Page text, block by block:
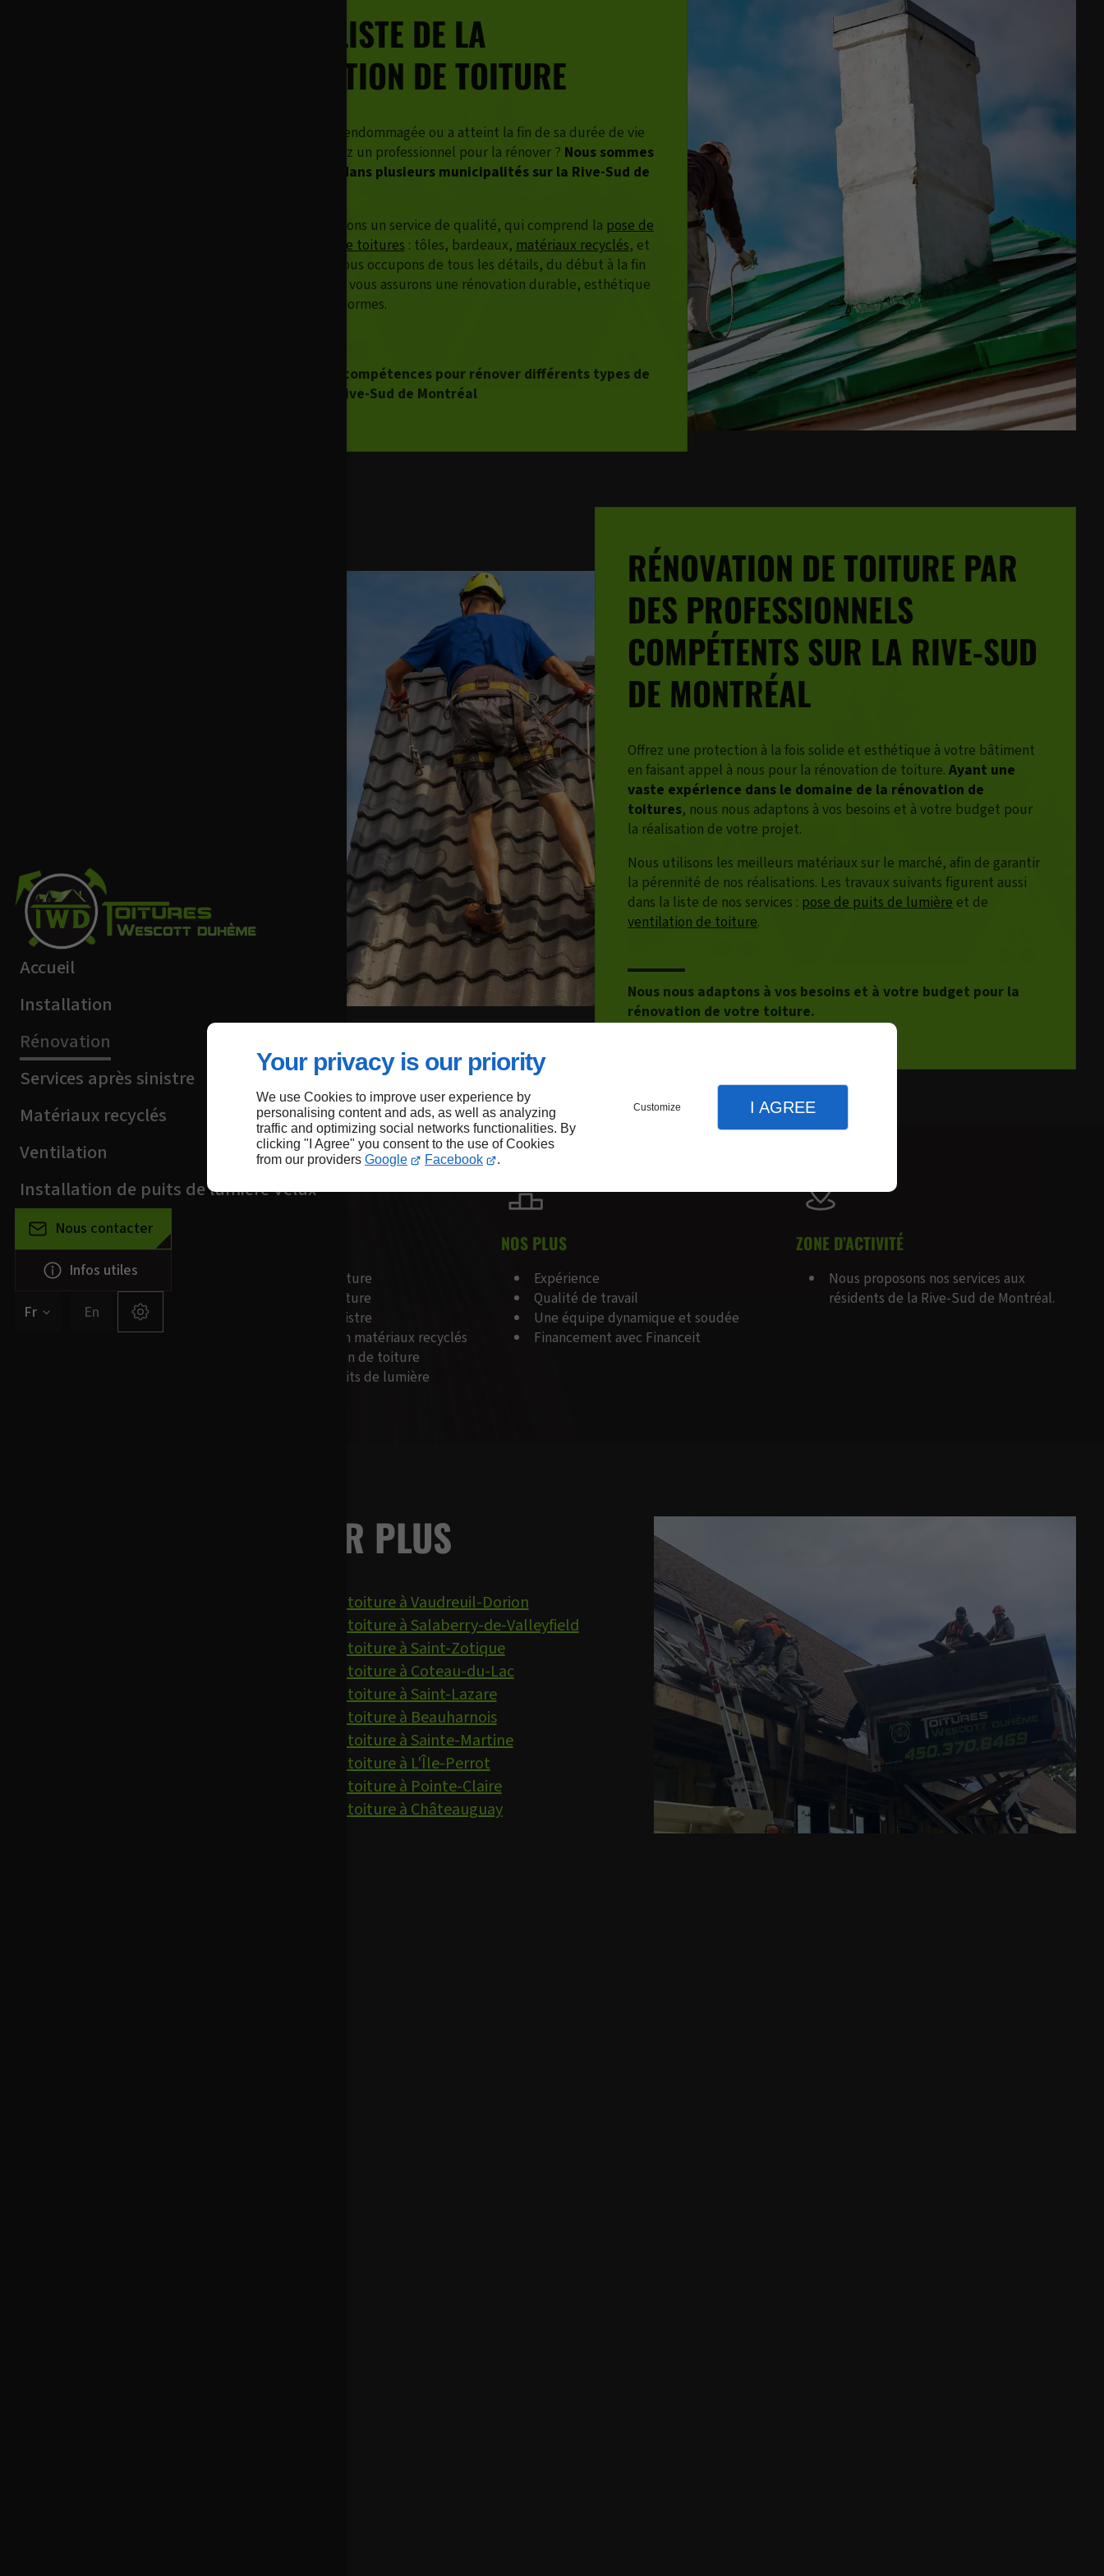
Your privacy is our priority
We use Cookies to improve user experience by
personalising content and ads, as well as analyzing
traffic and optimizing social networks functionalities. By
clicking "I Agree" you consent to the use of Cookies
from our providers Google Facebook .
Customize I AGREE
Accueil
Installation
Rénovation
Services après sinistre
Matériaux recyclés
Ventilation
Installation de puits de lumière Velux
Nous contacter
Infos utiles
Fr En
SPÉCIALISTE DE LA
RÉNOVATION DE TOITURE
Votre toiture est endommagée ou a atteint la fin de sa durée de vie
et vous recherchez un professionnel pour la rénover ? Nous sommes
à votre service dans plusieurs municipalités sur la Rive-Sud de
Nous vous proposons un service de qualité, qui comprend la pose de
différents types de toitures: tôles, bardeaux, matériaux recyclés, et
bien plus. Nous nous occupons de tous les détails, du début à la fin
des travaux. Nous vous assurons une rénovation durable, esthétique
et conforme aux normes.
Fiez-vous à nos compétences pour rénover différents types de
toitures sur la Rive-Sud de Montréal
RÉNOVATION DE TOITURE PAR
DES PROFESSIONNELS
COMPÉTENTS SUR LA RIVE-SUD
DE MONTRÉAL
Offrez une protection à la fois solide et esthétique à votre bâtiment
en faisant appel à nous pour la rénovation de toiture.Ayant une
vaste expérience dans le domaine de la rénovation de
toitures, nous nous adaptons à vos besoins et à votre budget pour
la réalisation de votre projet.
Nous utilisons les meilleurs matériaux sur le marché, afin de garantir
la pérennité de nos réalisations. Les travaux suivants figurent aussi
dans la liste de nos services : pose de puits de lumière et de
ventilation de toiture.
Nous nous adaptons à vos besoins et à votre budget pour la
rénovation de votre toiture.
Installation de toiture
Rénovation de toiture
Services après sinistre
Pose de toiture en matériaux recyclés
Pose de ventilation de toiture
Installation de puits de lumière
NOS PLUS
Expérience
Qualité de travail
Une équipe dynamique et soudée
Financement avec Financeit
ZONE D’ACTIVITÉ
Nous proposons nos services aux
résidents de la Rive-Sud de Montréal.
EN SAVOIR PLUS
Rénovation de toiture à Vaudreuil-Dorion
Rénovation de toiture à Salaberry-de-Valleyfield
Rénovation de toiture à Saint-Zotique
Rénovation de toiture à Coteau-du-Lac
Rénovation de toiture à Saint-Lazare
Rénovation de toiture à Beauharnois
Rénovation de toiture à Sainte-Martine
Rénovation de toiture à L'Île-Perrot
Rénovation de toiture à Pointe-Claire
Rénovation de toiture à Châteauguay